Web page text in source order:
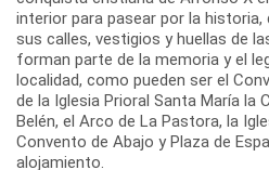
interior para pasear por la
sus calles, vestigios y huellas de
forman parte de la memoria y el
localidad, como pueden ser el
de la Iglesia Prioral Santa María la
Belén, el Arco de La Pastora, la
Convento de Abajo y Plaza de
alojamiento.